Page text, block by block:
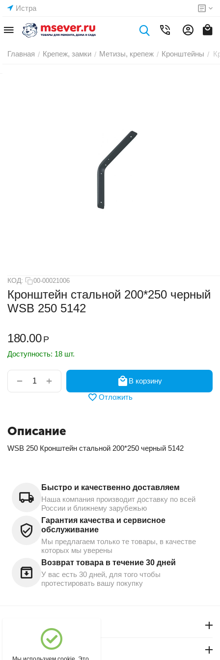
Истра
Главная / Крепеж, замки / Метизы, крепеж / Кронштейны /
КОД: 00-00021006
Кронштейн стальной 200*250 черный
WSB 250 5142
180.00 Р
Доступность: 18 шт.
+
−
В корзину
Отложить
Описание
WSB 250 Кронштейн стальной 200*250 черный 5142
Быстро и качественно доставляем
Наша компания производит доставку по всей
России и ближнему зарубежью
Гарантия качества и сервисное
обслуживание
Мы предлагаем только те товары, в качестве
которых мы уверены
Возврат товара в течение 30 дней
У вас есть 30 дней, для того чтобы
протестировать вашу покупку
Магазин "Северный"